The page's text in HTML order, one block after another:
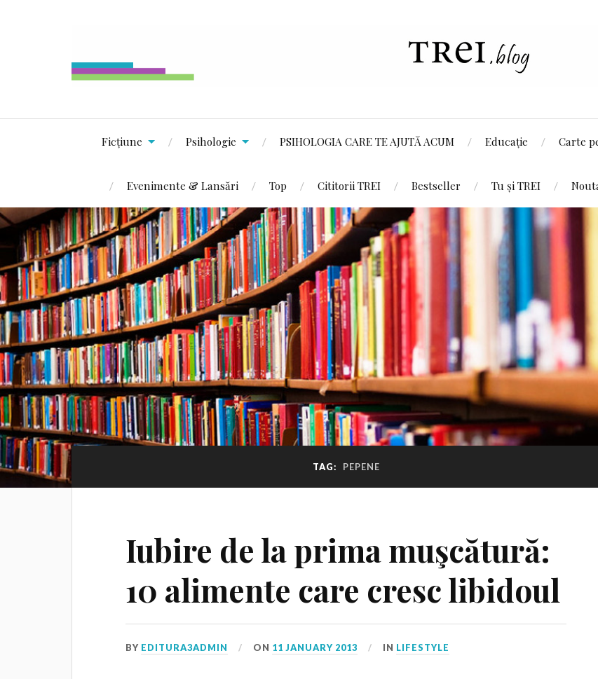
Ficțiune Psihologie PSIHOLOGIA CARE TE AJUTĂ ACUM Educație Carte
Evenimente & Lansări Top Cititorii TREI Bestseller Tu și TREI
TAG: PEPENE
Iubire de la prima muşcătură:
10 alimente care cresc libidoul
BY EDITURA3ADMIN ON 11 JANUARY 2013 IN LIFESTYLE